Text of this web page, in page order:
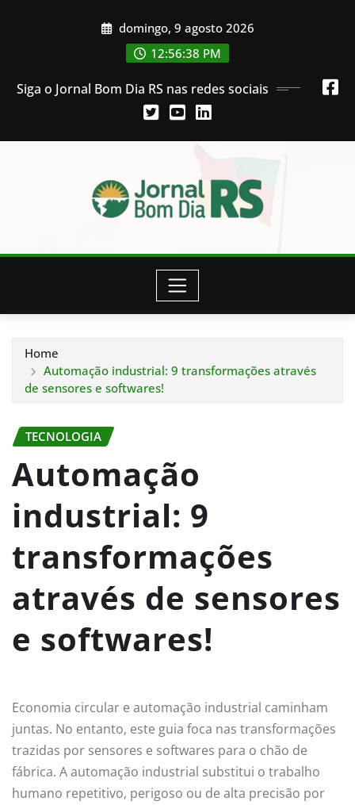
domingo, 9 agosto 2026
12:56:39 PM
Siga o Jornal Bom Dia RS nas redes sociais
Home
Automação industrial: 9 transformações através
de sensores e softwares!
TECNOLOGIA
Automação
industrial: 9
transformações
através de sensores
e softwares!
Economia circular e automação industrial caminham
juntas. No entanto, este guia foca nas transformações
trazidas por sensores e softwares para o chão de
fábrica. A automação industrial substitui o trabalho
humano repetitivo, perigoso ou de alta precisão por